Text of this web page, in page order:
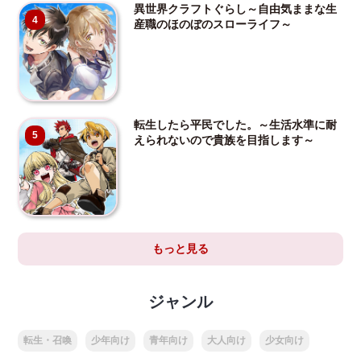
4
異世界クラフトぐらし～自由気ままな生
産職のほのぼのスローライフ～
5
転生したら平民でした。～生活水準に耐
えられないので貴族を目指します～
もっと見る
ジャンル
転生・召喚 少年向け 青年向け 大人向け 少女向け